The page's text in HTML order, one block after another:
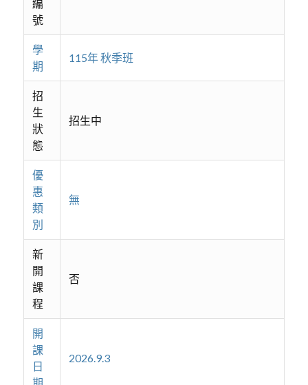
編
號
學
期
115年 秋季班
招
生
狀
態
招生中
優
惠
類
別
無
新
開
課
程
否
開
課
日
2026.9.3